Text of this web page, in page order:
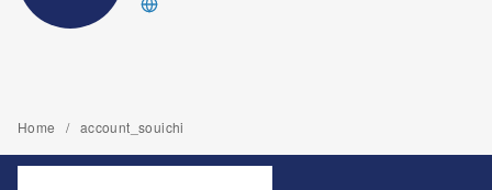
Home account_souichi